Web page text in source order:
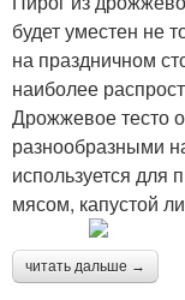
Начинки для
Начинки для
пирогов
будет уместен не
на праздничном
наиболее
Дрожжевое тесто
разнообразными
используется для
мясом, капустой
читать дальше →